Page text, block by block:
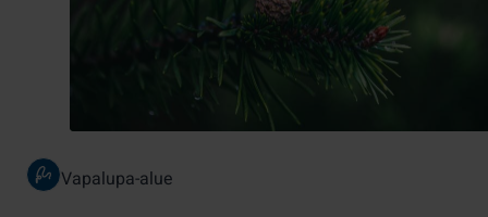
Vapalupa-alue